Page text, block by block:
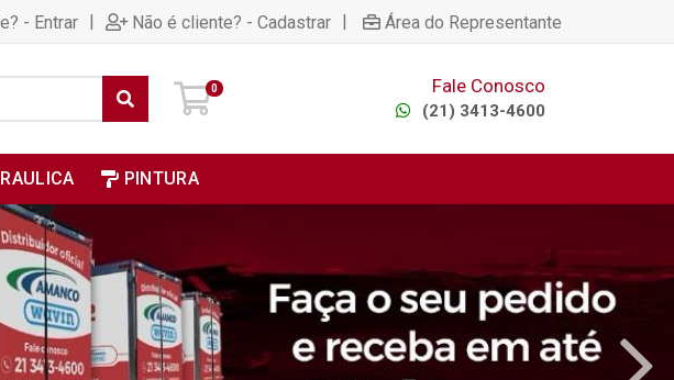
- Entrar | Não é cliente? - Cadastrar | Área do Representante
0 Fale Conosco
(21) 3413-4600
PINTURA